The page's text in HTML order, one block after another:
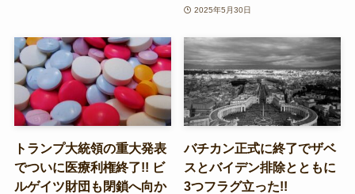
2025年5月30日
トランプ大統領の重大発表
でついに医療利権終了!! ビ
ルゲイツ財団も閉鎖へ向か
バチカン正式に終了でザベ
スとバイデン排除とともに
3つフラグ立った!!